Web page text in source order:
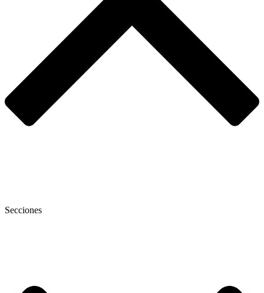
Secciones